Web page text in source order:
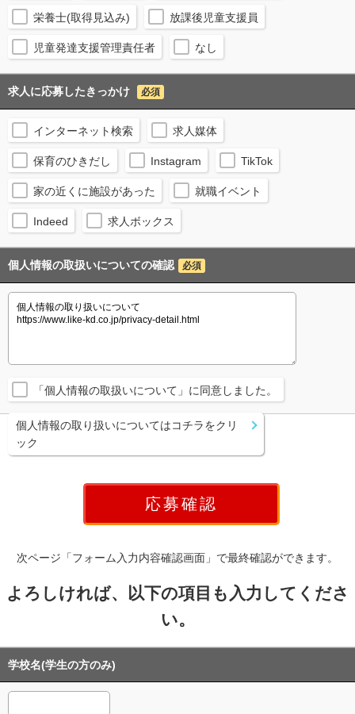
栄養士(取得見込み) 放課後児童支援員
児童発達支援管理責任者 なし
求人に応募したきっかけ 必須
インターネット検索 求人媒体
保育のひきだし Instagram TikTok
家の近くに施設があった 就職イベント
Indeed 求人ボックス
個人情報の取扱いについての確認 必須
「個人情報の取扱いについて」に同意しました。
個人情報の取り扱いについてはコチラをクリ
ック
次ページ「フォーム入力内容確認画面」で最終確認ができます。
よろしければ、以下の項目も入力してくださ
い。
学校名(学生の方のみ)